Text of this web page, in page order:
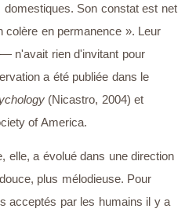
Son constat est net
en permanence ». Leur
n'avait rien d'invitant pour
a été publiée dans le
(Nicastro, 2004) et
of America.
elle, a évolué dans une direction
plus mélodieuse. Pour
acceptés par les humains il y a